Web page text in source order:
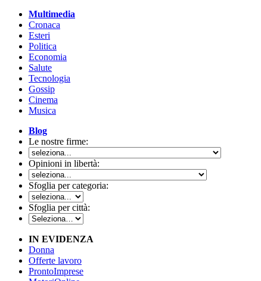
Multimedia
Cronaca
Esteri
Politica
Economia
Salute
Tecnologia
Gossip
Cinema
Musica
Blog
Le nostre firme:
Opinioni in libertà:
Sfoglia per categoria:
Sfoglia per città:
IN EVIDENZA
Donna
Offerte lavoro
ProntoImprese